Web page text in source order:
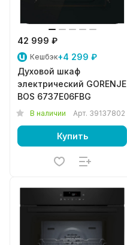
42 999 ₽
Кешбэк+4 299 ₽
Духовой шкаф
электрический GORENJE
BOS 6737E06FBG
В наличии Арт. 39137802
Купить